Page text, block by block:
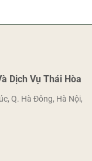
Dịch Vụ Thái Hòa
Q. Hà Đông, Hà Nội,